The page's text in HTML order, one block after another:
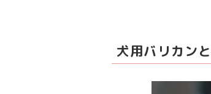
犬用バリカン